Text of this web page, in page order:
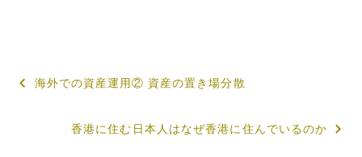
投
海外での資産運用② 資産の置き場分散
香港に住む日本人はなぜ香港に住んでいるのか